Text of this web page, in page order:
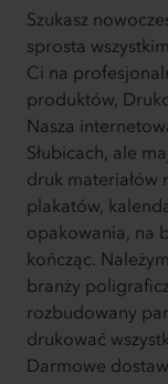
Szukasz
sprosta
Ci na
produktów,
Nasza
Słubicach, ale
druk materiałów
plakatów,
opakowania, na
kończąc.
branży
rozbudowany
drukować
Darmowe